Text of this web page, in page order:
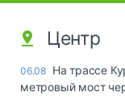
Центр
06.08 На трассе
метровый мост